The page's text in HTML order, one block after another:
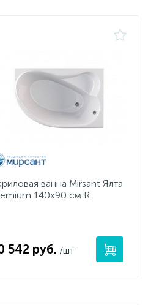
ванна Mirsant Ялта
140x90 см R
542 руб. /шт